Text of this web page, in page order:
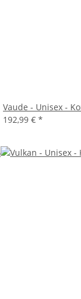
Vaude - Unisex -
192,99 € *